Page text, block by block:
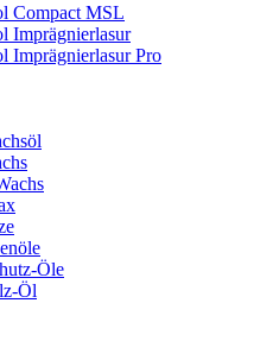
Compact MSL
Imprägnierlasur
Imprägnierlasur Pro
Öle
Öl